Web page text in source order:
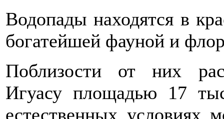
Водопады находятся в
богатейшей фауной и
Поблизости от них
Игуасу площадью 17
естественных условиях